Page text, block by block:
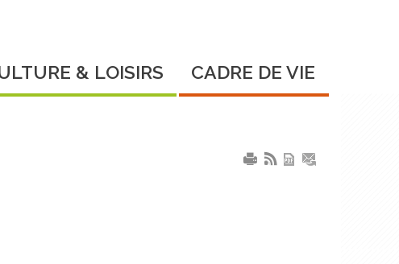
& LOISIRS CADRE DE VIE